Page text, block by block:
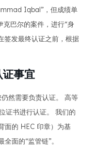
Iqbal”，但成绩单
克巴尔的案件，进行“身
签发最终认证之前，根据
事宜
然需要负责认证。 高等
证书进行认证。 我们的
面的 HEC 印章）为基
面的“监管链”。